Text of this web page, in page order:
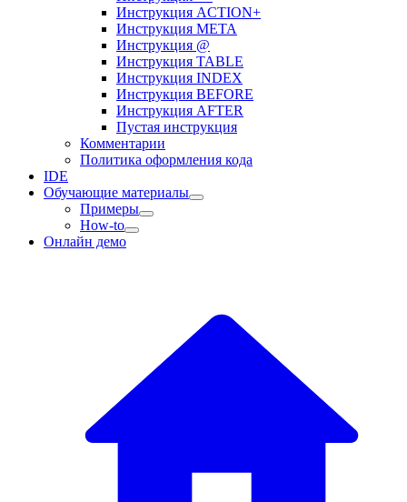
Инструкция ACTION+
Инструкция META
Инструкция @
Инструкция TABLE
Инструкция INDEX
Инструкция BEFORE
Инструкция AFTER
Пустая инструкция
Комментарии
Политика оформления кода
IDE
Обучающие материалы
Примеры
How-to
Онлайн демо